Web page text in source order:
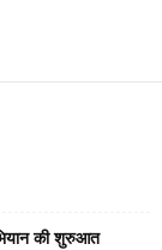
की शुरुआत